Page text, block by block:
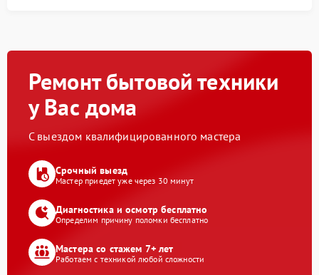
Ремонт бытовой техники
у Вас дома
С выездом квалифицированного мастера
Срочный выезд
Мастер приедет уже через 30 минут
Диагностика и осмотр бесплатно
Определим причину поломки бесплатно
Мастера со стажем 7+ лет
Работаем с техникой любой сложности